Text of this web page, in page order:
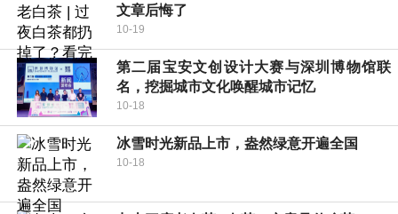
文章后悔了
10-19
第二届宝安文创设计大赛与深圳博物馆联
名，挖掘城市文化唤醒城市记忆
10-18
冰雪时光新品上市，盎然绿意开遍全国
10-18